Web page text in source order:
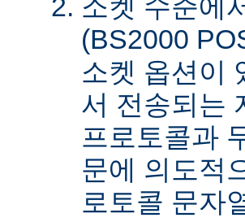
소켓 수준에
(BS2000
소켓 옵션이
서 전송되는
프로토콜과
문에 의도적
로토콜 문자